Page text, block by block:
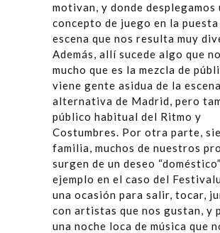
motivan, y donde desplegamos
concepto de juego en la puesta
escena que nos resulta muy
Además, allí sucede algo que
mucho que es la mezcla de
viene gente asidua de la
alternativa de Madrid, pero
público habitual del Ritmo y
Costumbres. Por otra parte,
familia, muchos de nuestros
surgen de un deseo
ejemplo en el caso del
una ocasión para salir, tocar,
con artistas que nos gustan, y
una noche loca de música que